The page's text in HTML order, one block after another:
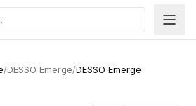
/DESSO Emerge/DESSO Emerge